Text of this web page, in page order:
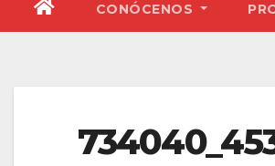
CONÓCENOS